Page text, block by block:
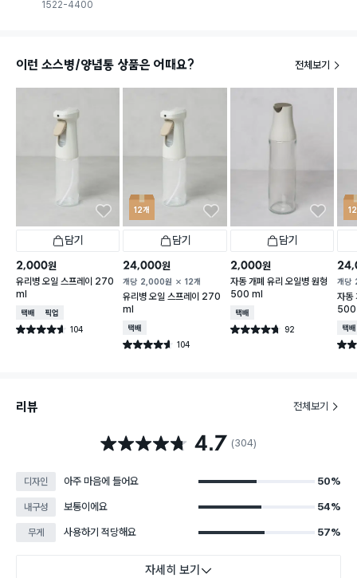
식품용 기구: 식품위생법에서 정한 규격에 따라 제조되어 식품 또
1522-4400
이런 소스병/양념통 상품은 어때요? 전체보기
담기
2,000원
유리병 오일 스프레이 270
ml
택배배송매장픽업
별점 4.6점 104
건 작성
12개
담기
24,000원
개당 2,000원 12개
유리병 오일 스프레이 270
ml
택배배송
별점 4.6점 104
건 작성
담기
2,000원
자동 개폐 유리 오일병 원형
500 ml
택배배송
별점 4.7점 92
건 작성
개당
자동
택배
별점
리뷰 전체보기
별점 4.7점 4.7 (304)
디자인 아주 마음에 들어요 50%
내구성 보통이에요 54%
무게 사용하기 적당해요 57%
자세히 보기